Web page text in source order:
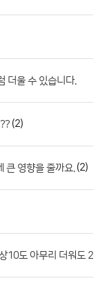
더울 수 있습니다.
(2)
큰 영향을 줄까요. (2)
10도 아무리 더워도 20도